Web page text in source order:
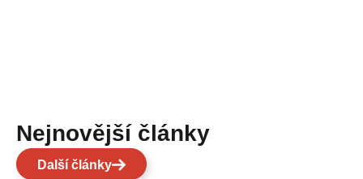
Nejnovější články
Další články